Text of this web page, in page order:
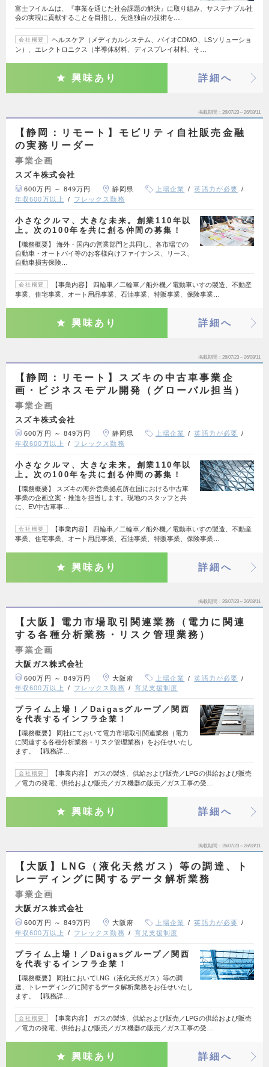
富士フイルムは、『事業を通じた社会課題の解決』に取り組み、サステナブル社
会の実現に貢献することを目指し、先進独自の技術を…
会社概要
ヘルスケア（メディカルシステム、バイオCDMO、LSソリューショ
ン）、エレクトロニクス（半導体材料、ディスプレイ材料、そ…
興味あり 詳細へ
掲載期間 26/07/23～26/08/11
【静岡：リモート】モビリティ自社販売金融
の実務リーダー
事業企画
スズキ株式会社
600万円 ～ 849万円 静岡県 上場企業
英語力が必要
年収600万以上
フレックス勤務
小さなクルマ、大きな未来。創業110年以
上。次の100年を共に創る仲間の募集！
【職務概要】 海外・国内の営業部門と共同し、各市場での
自動車・オートバイ等のお客様向けファイナンス、リース、
自動車損害保険…
会社概要
【事業内容】 四輪車／二輪車／船外機／電動車いすの製造、不動産
事業、住宅事業、オート用品事業、石油事業、特販事業、保険事業…
興味あり 詳細へ
掲載期間 26/07/23～26/08/11
【静岡：リモート】スズキの中古車事業企
画・ビジネスモデル開発（グローバル担当）
事業企画
スズキ株式会社
600万円 ～ 849万円 静岡県 上場企業
英語力が必要
年収600万以上
フレックス勤務
小さなクルマ、大きな未来。創業110年以
上。次の100年を共に創る仲間の募集！
【職務概要】 スズキの海外営業拠点所在国における中古車
事業の企画立案・推進を担当します。現地のスタッフと共
に、EV中古車事…
会社概要
【事業内容】 四輪車／二輪車／船外機／電動車いすの製造、不動産
事業、住宅事業、オート用品事業、石油事業、特販事業、保険事業…
興味あり 詳細へ
掲載期間 26/07/23～26/08/11
【大阪】電力市場取引関連業務（電力に関連
する各種分析業務・リスク管理業務）
事業企画
大阪ガス株式会社
600万円 ～ 849万円 大阪府 上場企業
英語力が必要
年収600万以上
フレックス勤務 育児支援制度
プライム上場！／Daigasグループ／関西
を代表するインフラ企業！
【職務概要】 同社にておいて電力市場取引関連業務（電力
に関連する各種分析業務・リスク管理業務）をお任せいたし
ます。 【職務詳…
会社概要
【事業内容】 ガスの製造、供給および販売／LPGの供給および販売
／電力の発電、供給および販売／ガス機器の販売／ガス工事の受…
興味あり 詳細へ
掲載期間 26/07/23～26/08/11
【大阪】LNG（液化天然ガス）等の調達、ト
レーディングに関するデータ解析業務
事業企画
大阪ガス株式会社
600万円 ～ 849万円 大阪府 上場企業
英語力が必要
年収600万以上
フレックス勤務 育児支援制度
プライム上場！／Daigasグループ／関西
を代表するインフラ企業！
【職務概要】 同社においてLNG（液化天然ガス）等の調
達、トレーディングに関するデータ解析業務をお任せいたし
ます。 【職務詳…
会社概要
【事業内容】 ガスの製造、供給および販売／LPGの供給および販売
／電力の発電、供給および販売／ガス機器の販売／ガス工事の受…
興味あり 詳細へ